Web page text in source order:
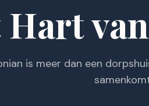
Hart
is meer dan een